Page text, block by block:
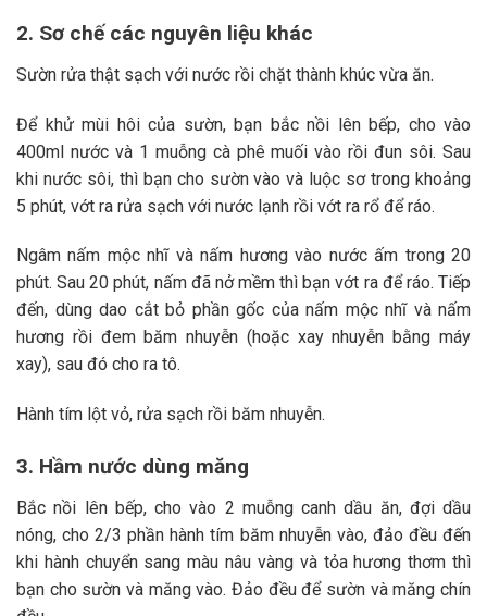
2. Sơ chế các nguyên liệu khác
Sườn rửa thật sạch với nước rồi chặt thành khúc vừa ăn.
Để khử mùi hôi của sườn, bạn bắc nồi lên bếp, cho vào
400ml nước và 1 muỗng cà phê muối vào rồi đun sôi. Sau
khi nước sôi, thì bạn cho sườn vào và luộc sơ trong khoảng
5 phút, vớt ra rửa sạch với nước lạnh rồi vớt ra rổ để ráo.
Ngâm nấm mộc nhĩ và nấm hương vào nước ấm trong 20
phút. Sau 20 phút, nấm đã nở mềm thì bạn vớt ra để ráo. Tiếp
đến, dùng dao cắt bỏ phần gốc của nấm mộc nhĩ và nấm
hương rồi đem băm nhuyễn (hoặc xay nhuyễn bằng máy
xay), sau đó cho ra tô.
Hành tím lột vỏ, rửa sạch rồi băm nhuyễn.
3. Hầm nước dùng măng
Bắc nồi lên bếp, cho vào 2 muỗng canh dầu ăn, đợi dầu
nóng, cho 2/3 phần hành tím băm nhuyễn vào, đảo đều đến
khi hành chuyển sang màu nâu vàng và tỏa hương thơm thì
bạn cho sườn và măng vào. Đảo đều để sườn và măng chín